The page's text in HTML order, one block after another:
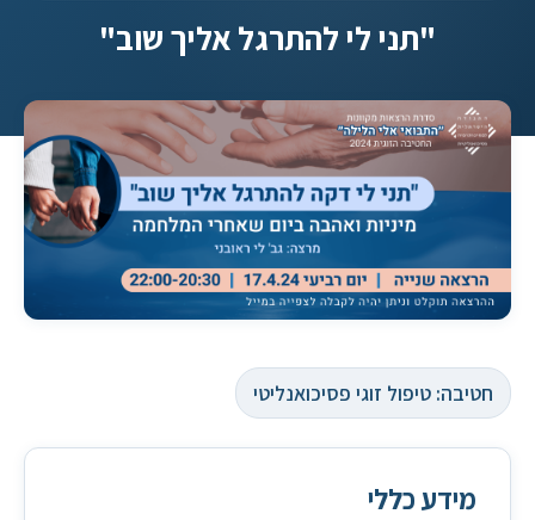
"תני לי להתרגל אליך שוב"
חטיבה: טיפול זוגי פסיכואנליטי
מידע כללי